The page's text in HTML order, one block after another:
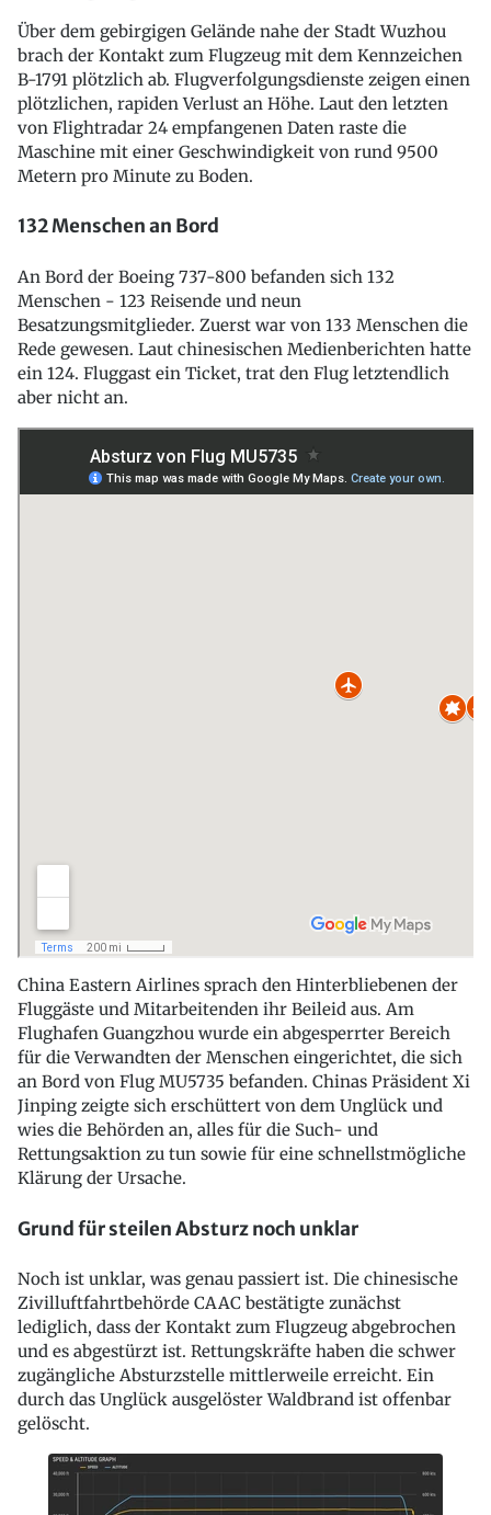
Über dem gebirgigen Gelände nahe der Stadt Wuzhou
brach der Kontakt zum Flugzeug mit dem Kennzeichen
B-1791 plötzlich ab. Flugverfolgungsdienste zeigen einen
plötzlichen, rapiden Verlust an Höhe. Laut den letzten
von Flightradar 24 empfangenen Daten raste die
Maschine mit einer Geschwindigkeit von rund 9500
Metern pro Minute zu Boden.
132 Menschen an Bord
An Bord der Boeing 737-800 befanden sich 132
Menschen - 123 Reisende und neun
Besatzungsmitglieder. Zuerst war von 133 Menschen die
Rede gewesen. Laut chinesischen Medienberichten hatte
ein 124. Fluggast ein Ticket, trat den Flug letztendlich
aber nicht an.
China Eastern Airlines sprach den Hinterbliebenen der
Fluggäste und Mitarbeitenden ihr Beileid aus. Am
Flughafen Guangzhou wurde ein abgesperrter Bereich
für die Verwandten der Menschen eingerichtet, die sich
an Bord von Flug MU5735 befanden. Chinas Präsident Xi
Jinping zeigte sich erschüttert von dem Unglück und
wies die Behörden an, alles für die Such- und
Rettungsaktion zu tun sowie für eine schnellstmögliche
Klärung der Ursache.
Grund für steilen Absturz noch unklar
Noch ist unklar, was genau passiert ist. Die chinesische
Zivilluftfahrtbehörde CAAC bestätigte zunächst
lediglich, dass der Kontakt zum Flugzeug abgebrochen
und es abgestürzt ist. Rettungskräfte haben die schwer
zugängliche Absturzstelle mittlerweile erreicht. Ein
durch das Unglück ausgelöster Waldbrand ist offenbar
gelöscht.